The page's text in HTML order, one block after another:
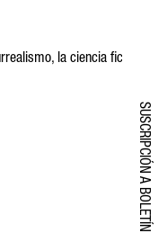
SUSCRIPCIÓN A BOLETÍN
la ciencia ficción y el